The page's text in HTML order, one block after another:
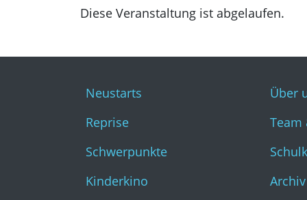
Neustarts
Kinderkino
Stummfilm
Cine International
Filmclub
Diese Veranstaltung ist abgelaufen.
Neustarts
Reprise
Schwerpunkte
Kinderkino
Über
Team
Archiv